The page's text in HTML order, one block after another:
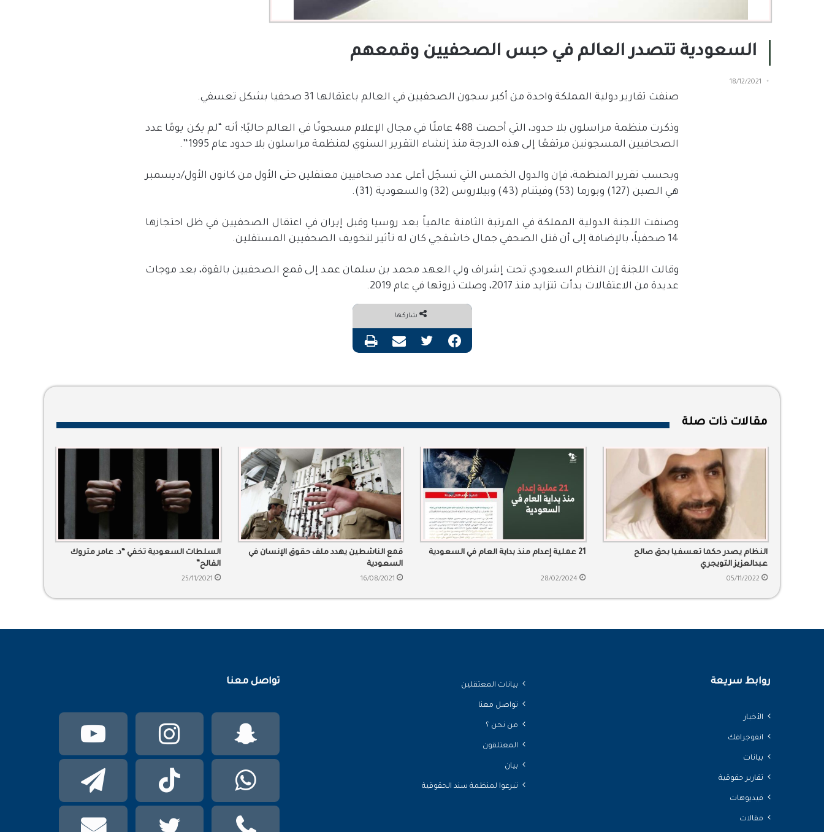
السعودية تتصدر العالم في حبس الصحفيين وقمعهم
18/12/2021
صنفت تقارير دولية المملكة واحدة من أكبر سجون الصحفيين في العالم باعتقالها 31 صحفيا بشكل تعسفي.
وذكرت منظمة مراسلون بلا حدود، التي أحصت 488 عاملًا في مجال الإعلام مسجونًا في العالم حاليًا؛ أنه “لم يكن يومًا عدد
الصحافيين المسجونين مرتفعًا إلى هذه الدرجة منذ إنشاء التقرير السنوي لمنظمة مراسلون بلا حدود عام 1995”.
وبحسب تقرير المنظمة، فإن والدول الخمس التي تسجّل أعلى عدد صحافيين معتقلين حتى الأول من كانون الأول/ديسمبر
هي الصين (127) وبورما (53) وفيتنام (43) وبيلاروس (32) والسعودية (31).
وصنفت اللجنة الدولية المملكة في المرتبة الثامنة عالمياً بعد روسيا وقبل إيران في اعتقال الصحفيين في ظل احتجازها
14 صحفياً، بالإضافة إلى أن قتل الصحفي جمال خاشقجي كان له تأثير لتخويف الصحفيين المستقلين.
وقالت اللجنة إن النظام السعودي تحت إشراف ولي العهد محمد بن سلمان عمد إلى قمع الصحفيين بالقوة، بعد موجات
عديدة من الاعتقالات بدأت تتزايد منذ 2017، وصلت ذروتها في عام 2019.
شاركها
فيسبوك تويتر مشاركة عبر البريد طباعة
مقالات ذات صلة
النظام يصدر حكما تعسفيا بحق صالح
عبدالعزيز التويجري
05/11/2022
21 عملية إعدام منذ بداية العام في السعودية
28/02/2024
قمع الناشطين يهدد ملف حقوق الإنسان في
السعودية
16/08/2021
السلطات السعودية تخفي “د. عامر متروك
الفالح”
25/11/2021
روابط سريعة
الأخبار
انفوجرافك
بيانات
تقارير حقوقية
فيديوهات
مقالات
بيانات المعتقلين
تواصل معنا
من نحن ؟
المعتلقون
بيان
تبرعوا لمنظمة سند الحقوقية
تواصل معنا
يوتيوبانستقرام سناب
تشات
تيلقرام TikTok واتساب
mail
phone